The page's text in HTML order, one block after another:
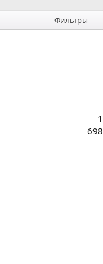
Фильтры
1
698